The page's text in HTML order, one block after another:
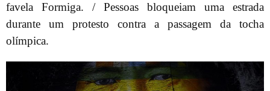
favela Formiga. / Pessoas bloqueiam uma estrada
durante um protesto contra a passagem da tocha
olímpica.